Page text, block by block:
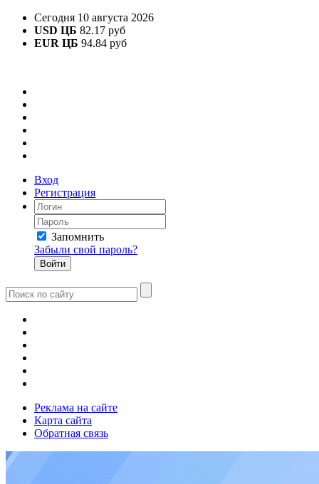
Сегодня 10 августа 2026
USD ЦБ 82.17 руб
EUR ЦБ 94.84 руб
Вход
Регистрация
Запомнить
Забыли свой пароль?
Реклама на сайте
Карта сайта
Обратная связь